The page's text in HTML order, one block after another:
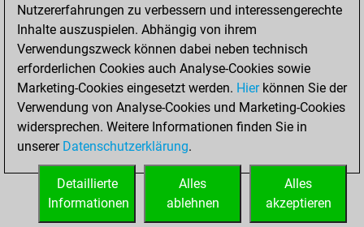
Bauer setzt Matt
0
Erstickte Matts
Unterverwandlungen
Türme auf der siebten
0
STARTSEITE
Nutzererfahrungen zu verbessern und interessengerechte
Inhalte auszuspielen. Abhängig von ihrem
Verwendungszweck können dabei neben technisch
erforderlichen Cookies auch Analyse-Cookies sowie
Marketing-Cookies eingesetzt werden. Hierkönnen Sie der
Verwendung von Analyse-Cookies und Marketing-Cookies
widersprechen. Weitere Informationen finden Sie in
unserer Datenschutzerklärung.
Alles
akzeptieren
Alles
ablehnen
Detaillierte
Informationen